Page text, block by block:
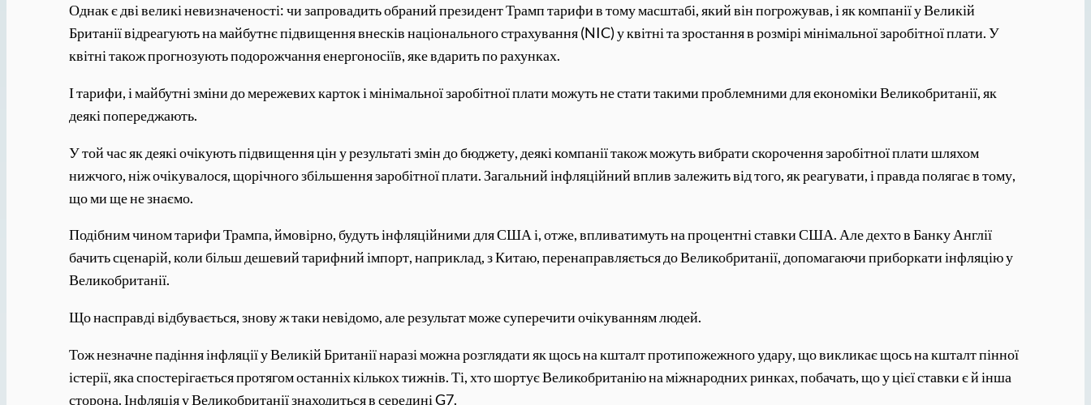
Однак є дві великі невизначеності: чи запровадить обраний президент Трамп тарифи в тому масштабі, який він погрожував, і як компанії у Великій
Британії відреагують на майбутнє підвищення внесків національного страхування (NIC) у квітні та зростання в розмірі мінімальної заробітної плати. У
квітні також прогнозують подорожчання енергоносіїв, яке вдарить по рахунках.
І тарифи, і майбутні зміни до мережевих карток і мінімальної заробітної плати можуть не стати такими проблемними для економіки Великобританії, як
деякі попереджають.
У той час як деякі очікують підвищення цін у результаті змін до бюджету, деякі компанії також можуть вибрати скорочення заробітної плати шляхом
нижчого, ніж очікувалося, щорічного збільшення заробітної плати. Загальний інфляційний вплив залежить від того, як реагувати, і правда полягає в тому,
що ми ще не знаємо.
Подібним чином тарифи Трампа, ймовірно, будуть інфляційними для США і, отже, впливатимуть на процентні ставки США. Але дехто в Банку Англії
бачить сценарій, коли більш дешевий тарифний імпорт, наприклад, з Китаю, перенаправляється до Великобританії, допомагаючи приборкати інфляцію у
Великобританії.
Що насправді відбувається, знову ж таки невідомо, але результат може суперечити очікуванням людей.
Тож незначне падіння інфляції у Великій Британії наразі можна розглядати як щось на кшталт протипожежного удару, що викликає щось на кшталт пінної
істерії, яка спостерігається протягом останніх кількох тижнів. Ті, хто шортує Великобританію на міжнародних ринках, побачать, що у цієї ставки є й інша
сторона. Інфляція у Великобританії знаходиться в середині G7.